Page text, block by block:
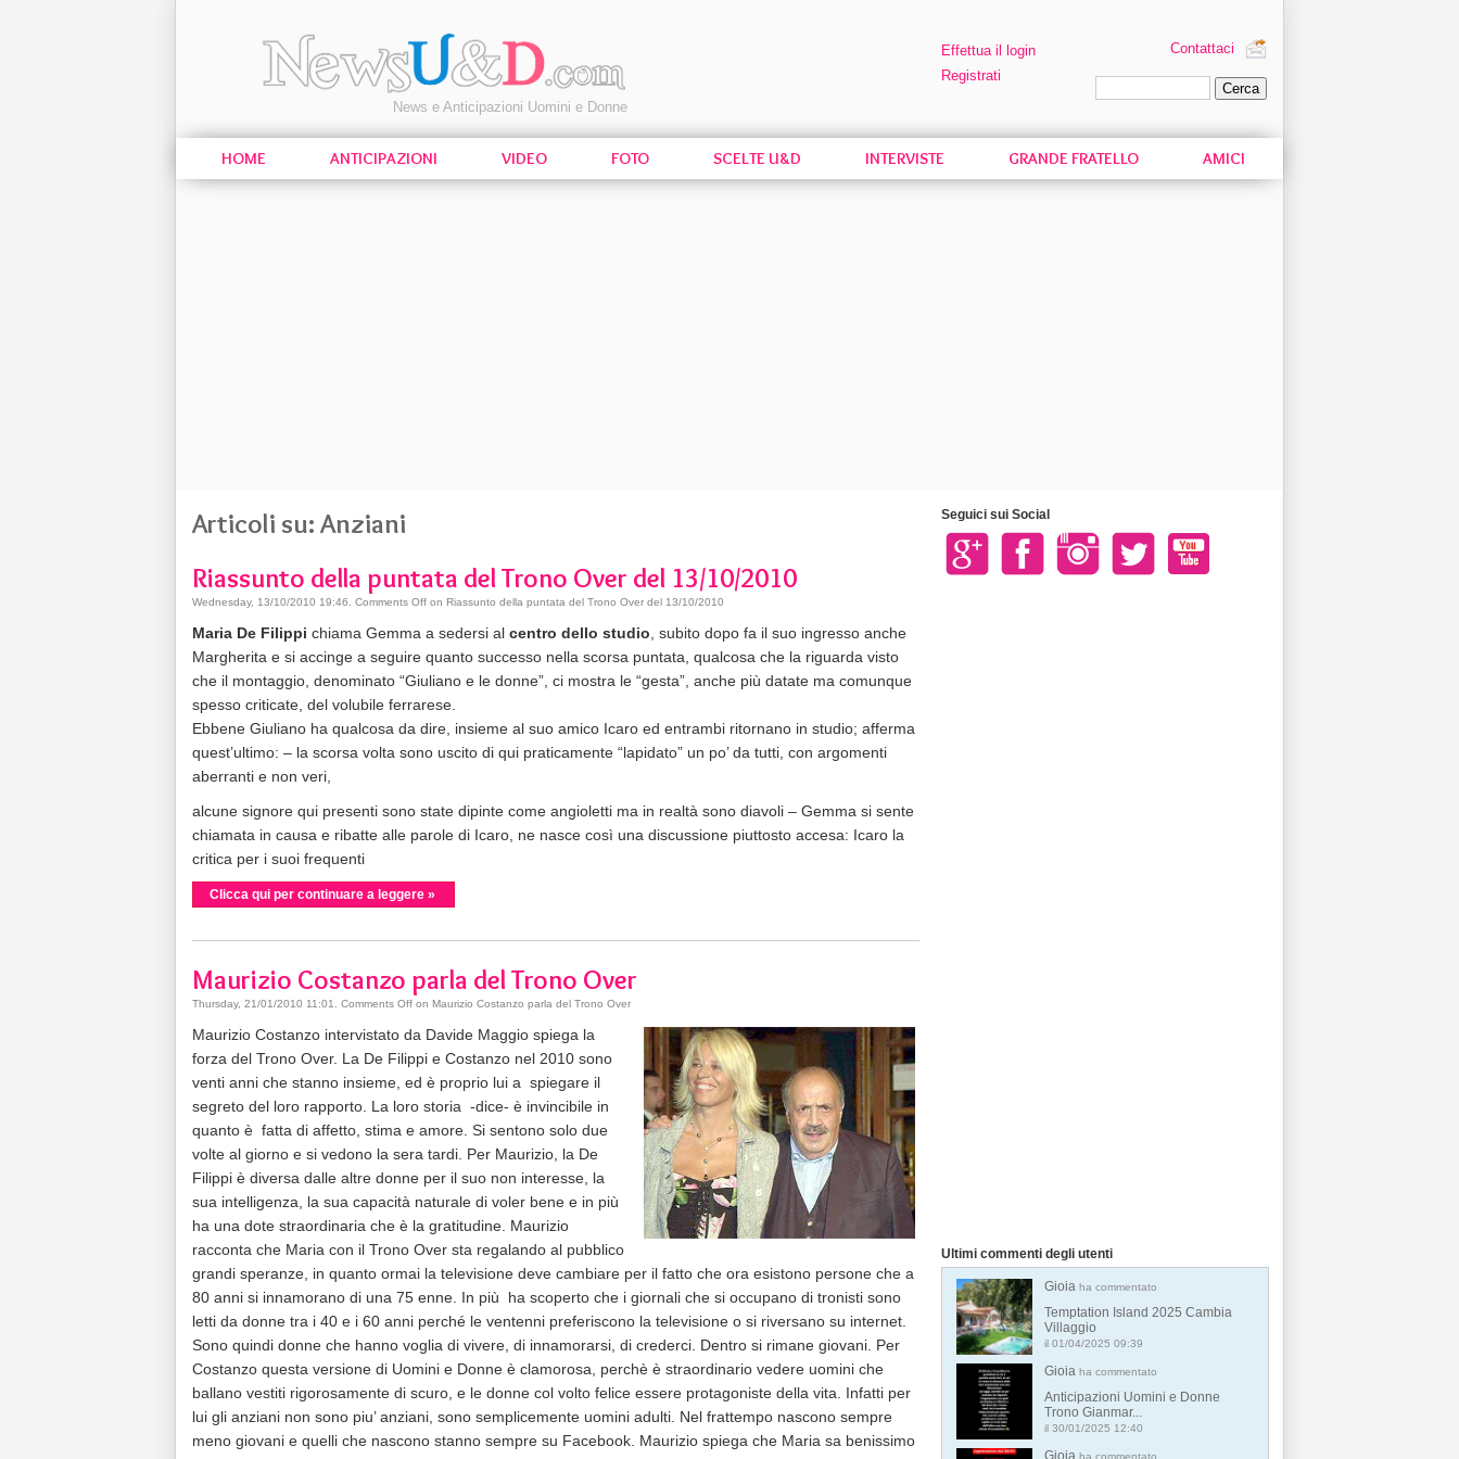
News e Anticipazioni Uomini e Donne
Effettua il login
Registrati
Contattaci
HOME ANTICIPAZIONI VIDEO FOTO SCELTE U&D INTERVISTE GRANDE FRATELLO AMICI
Articoli su: Anziani
Riassunto della puntata del Trono Over del 13/10/2010
Wednesday, 13/10/2010 19:46 Comments Off on Riassunto della puntata del Trono Over del 13/10/2010
Maria De Filippi chiama Gemma a sedersi al centro dello studio , subito dopo fa il suo ingresso anche
Margherita e si accinge a seguire quanto successo nella scorsa puntata, qualcosa che la riguarda visto
che il montaggio, denominato “Giuliano e le donne”, ci mostra le “gesta”, anche più datate ma comunque
spesso criticate, del volubile ferrarese.
Ebbene Giuliano ha qualcosa da dire, insieme al suo amico Icaro ed entrambi ritornano in studio; afferma
quest’ultimo: – la scorsa volta sono uscito di qui praticamente “lapidato” un po’ da tutti, con argomenti
aberranti e non veri,
alcune signore qui presenti sono state dipinte come angioletti ma in realtà sono diavoli – Gemma si sente
chiamata in causa e ribatte alle parole di Icaro, ne nasce così una discussione piuttosto accesa: Icaro la
critica per i suoi frequenti
Clicca qui per continuare a leggere »
Maurizio Costanzo parla del Trono Over
Thursday, 21/01/2010 11:01 Comments Off on Maurizio Costanzo parla del Trono Over
Maurizio Costanzo intervistato da Davide Maggio spiega la
forza del Trono Over. La De Filippi e Costanzo nel 2010 sono
venti anni che stanno insieme, ed è proprio lui a spiegare il
segreto del loro rapporto. La loro storia -dice- è invincibile in
quanto è fatta di affetto, stima e amore. Si sentono solo due
volte al giorno e si vedono la sera tardi. Per Maurizio, la De
Filippi è diversa dalle altre donne per il suo non interesse, la
sua intelligenza, la sua capacità naturale di voler bene e in più
ha una dote straordinaria che è la gratitudine. Maurizio
racconta che Maria con il Trono Over sta regalando al pubblico
grandi speranze, in quanto ormai la televisione deve cambiare per il fatto che ora esistono persone che a
80 anni si innamorano di una 75 enne. In più ha scoperto che i giornali che si occupano di tronisti sono
letti da donne tra i 40 e i 60 anni perché le ventenni preferiscono la televisione o si riversano su internet.
Sono quindi donne che hanno voglia di vivere, di innamorarsi, di crederci. Dentro si rimane giovani. Per
Costanzo questa versione di Uomini e Donne è clamorosa, perchè è straordinario vedere uomini che
ballano vestiti rigorosamente di scuro, e le donne col volto felice essere protagoniste della vita. Infatti per
lui gli anziani non sono piu’ anziani, sono semplicemente uomini adulti. Nel frattempo nascono sempre
meno giovani e quelli che nascono stanno sempre su Facebook. Maurizio spiega che Maria sa benissimo
Seguici sui Social
Ultimi commenti degli utenti
Gioia ha commentato
Temptation Island 2025 Cambia
Villaggio
il 01/04/2025 09:39
Gioia ha commentato
Anticipazioni Uomini e Donne
Trono Gianmar...
il 30/01/2025 12:40
Gioia ha commentato